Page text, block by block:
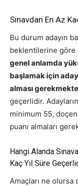
Sınavdan En Az
Bu durum adayın
beklentilerine göre
genel anlamda
başlamak için
alması
geçerlidir.
minimum 55,
puanı almaları
Hangi Alanda
Kaç Yıl Süre
Amaçları ne olursa